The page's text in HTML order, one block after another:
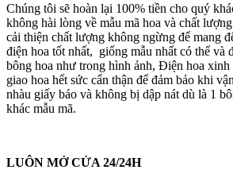
Chúng tôi sẽ hoàn lại 100% tiền cho quý
không hài lòng về mẫu mã hoa và chất
cải thiện chất lượng không ngừng để mang
điện hoa tốt nhất, giống mẫu nhất có thể và
bông hoa như trong hình ảnh, Điện hoa xinh
giao hoa hết sức cẩn thận để đảm bảo khi
nhàu giấy báo và không bị dập nát dù là 1
khác mẫu mã.
LUÔN MỞ CỬA 24/24H